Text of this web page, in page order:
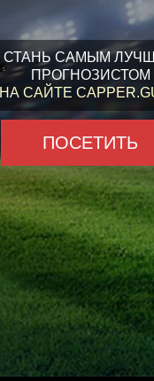
СТАНЬ САМЫМ
ПРОГНОЗИСТОМ
НА САЙТЕ
ПОСЕТИТЬ